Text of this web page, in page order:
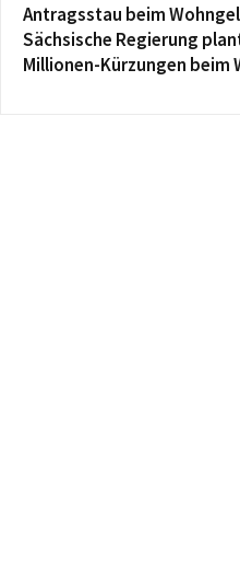
Antragsstau beim
Sächsische Regierung
Millionen-Kürzungen beim